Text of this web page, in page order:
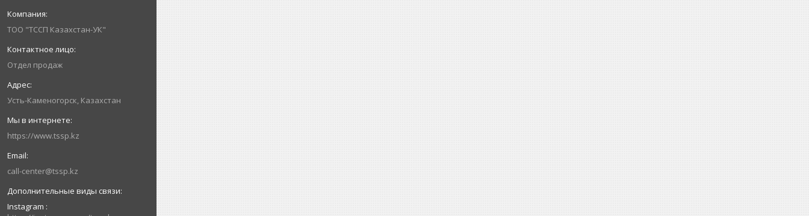
ТОО "ТССП Казахстан-УК"
Отдел продаж
Усть-Каменогорск, Казахстан
https://www.tssp.kz
call-center@tssp.kz
Instagram